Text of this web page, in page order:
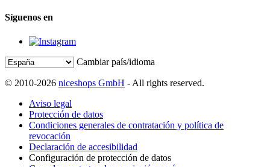
Síguenos en
Cambiar país/idioma
© 2010-2026 niceshops GmbH - All rights reserved.
Aviso legal
Protección de datos
Condiciones generales de contratación y política de
revocación
Declaración de accesibilidad
Configuración de protección de datos